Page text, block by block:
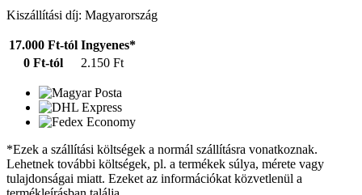
Kiszállítási díj: Magyarország
17.000 Ft-tól Ingyenes*
0 Ft-tól
2.150 Ft
*Ezek a szállítási költségek a normál szállításra vonatkoznak.
Lehetnek további költségek, pl. a termékek súlya, mérete vagy
tulajdonságai miatt. Ezeket az információkat közvetlenül a